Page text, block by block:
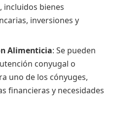
bienes
inversiones y
Alimenticia: Se pueden
conyugal o
uno de los cónyuges,
financieras y necesidades